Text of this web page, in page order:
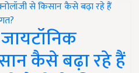
कैसे बढ़ा रहे हैं